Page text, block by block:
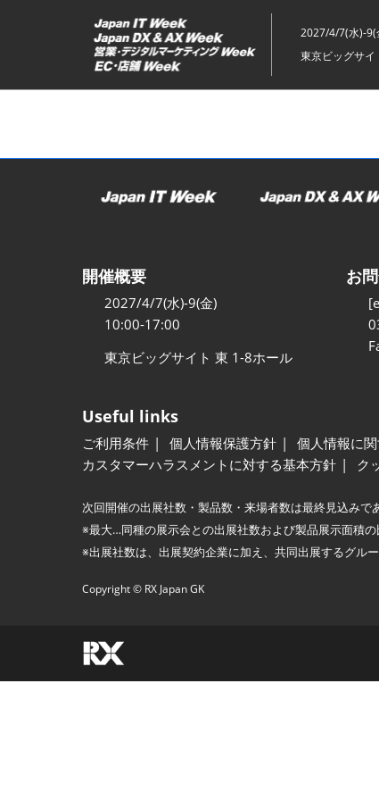
ッ
2027/4/7(水)-9(
東京ビッグサ
開催概要
2027/4/7(水)-9(金)
10:00-17:00
東京ビッグサイト 東 1-8ホール
お
Useful links
ご利用条件 個人情報保護方針 個人情報に
カスタマーハラスメントに対する基本方針
ク
次回開催の出展社数・製品数・来場者数は最終見込みで
※最大…同種の展示会との出展社数および製品展示面積の
※出展社数は、出展契約企業に加え、共同出展するグル
Copyright © RX Japan GK